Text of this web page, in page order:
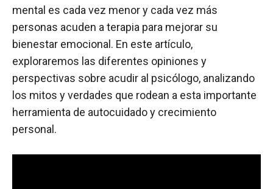
mental es cada vez menor y cada vez más
personas acuden a terapia para mejorar su
bienestar emocional. En este artículo,
exploraremos las diferentes opiniones y
perspectivas sobre acudir al psicólogo, analizando
los mitos y verdades que rodean a esta importante
herramienta de autocuidado y crecimiento
personal.